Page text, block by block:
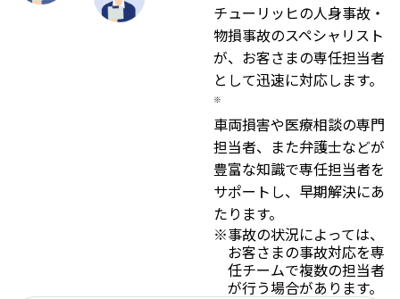
チューリッヒの人身事故・
物損事故のスペシャリスト
が、お客さまの専任担当者
として迅速に対応します。
※
車両損害や医療相談の専門
担当者、また弁護士などが
豊富な知識で専任担当者を
サポートし、早期解決にあ
たります。
※事故の状況によっては、
お客さまの事故対応を専
任チームで複数の担当者
が行う場合があります。